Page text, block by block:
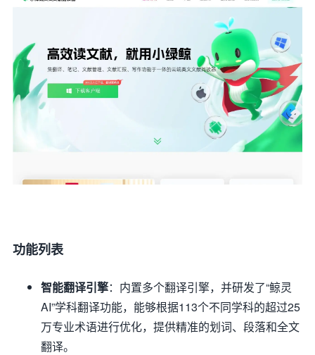
功能列表
智能翻译引擎：内置多个翻译引擎，并研发了“鲸灵
AI”学科翻译功能，能够根据113个不同学科的超过25
万专业术语进行优化，提供精准的划词、段落和全文
翻译。